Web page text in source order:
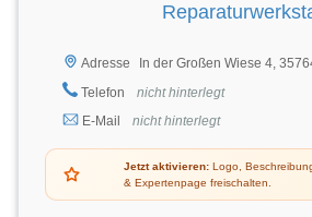
Adresse
In der Großen Wiese 4,
Telefon
nicht hinterlegt
E-Mail
nicht hinterlegt
Jetzt aktivieren: Logo,
& Expertenpage freischalten.